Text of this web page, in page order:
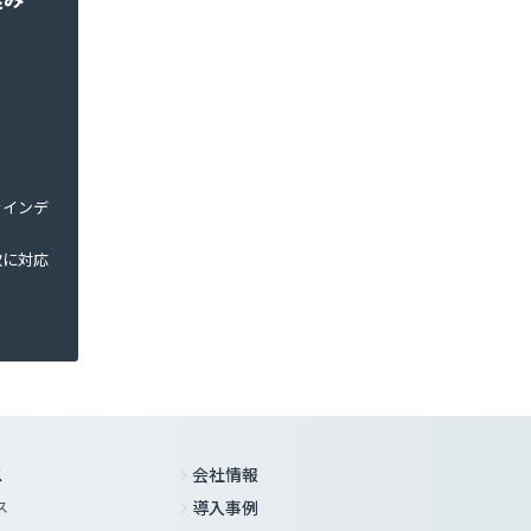
ンデ
対応
会社情報
導入事例